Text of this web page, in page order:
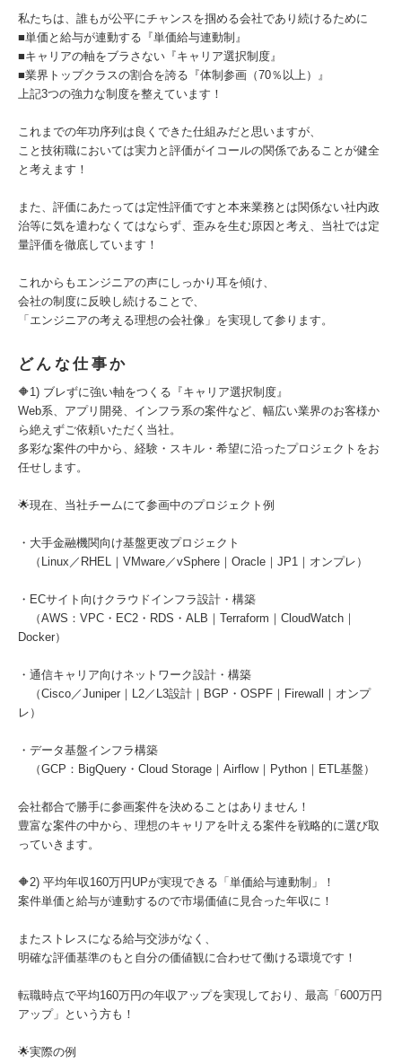
私たちは、誰もが公平にチャンスを掴める会社であり続けるために
■単価と給与が連動する『単価給与連動制』
■キャリアの軸をブラさない『キャリア選択制度』
■業界トップクラスの割合を誇る『体制参画（70％以上）』
上記3つの強力な制度を整えています！
これまでの年功序列は良くできた仕組みだと思いますが、
こと技術職においては実力と評価がイコールの関係であることが健全
と考えます！
また、評価にあたっては定性評価ですと本来業務とは関係ない社内政
治等に気を遣わなくてはならず、歪みを生む原因と考え、当社では定
量評価を徹底しています！
これからもエンジニアの声にしっかり耳を傾け、
会社の制度に反映し続けることで、
「エンジニアの考える理想の会社像」を実現して参ります。
どんな仕事か
🔶1) ブレずに強い軸をつくる『キャリア選択制度』
Web系、アプリ開発、インフラ系の案件など、幅広い業界のお客様か
ら絶えずご依頼いただく当社。
多彩な案件の中から、経験・スキル・希望に沿ったプロジェクトをお
任せします。
🌟現在、当社チームにて参画中のプロジェクト例
・大手金融機関向け基盤更改プロジェクト
（Linux／RHEL｜VMware／vSphere｜Oracle｜JP1｜オンプレ）
・ECサイト向けクラウドインフラ設計・構築
（AWS：VPC・EC2・RDS・ALB｜Terraform｜CloudWatch｜
Docker）
・通信キャリア向けネットワーク設計・構築
（Cisco／Juniper｜L2／L3設計｜BGP・OSPF｜Firewall｜オンプ
レ）
・データ基盤インフラ構築
（GCP：BigQuery・Cloud Storage｜Airflow｜Python｜ETL基盤）
会社都合で勝手に参画案件を決めることはありません！
豊富な案件の中から、理想のキャリアを叶える案件を戦略的に選び取
っていきます。
🔶2) 平均年収160万円UPが実現できる「単価給与連動制」！
案件単価と給与が連動するので市場価値に見合った年収に！
またストレスになる給与交渉がなく、
明確な評価基準のもと自分の価値観に合わせて働ける環境です！
転職時点で平均160万円の年収アップを実現しており、最高「600万円
アップ」という方も！
🌟実際の例